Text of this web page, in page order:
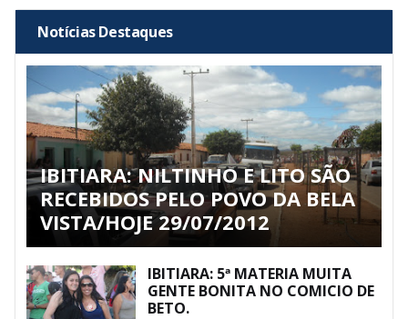
Notícias Destaques
IBITIARA: NILTINHO E LITO SÃO
RECEBIDOS PELO POVO DA BELA
VISTA/HOJE 29/07/2012
IBITIARA: 5ª MATERIA MUITA
GENTE BONITA NO COMICIO DE
BETO.